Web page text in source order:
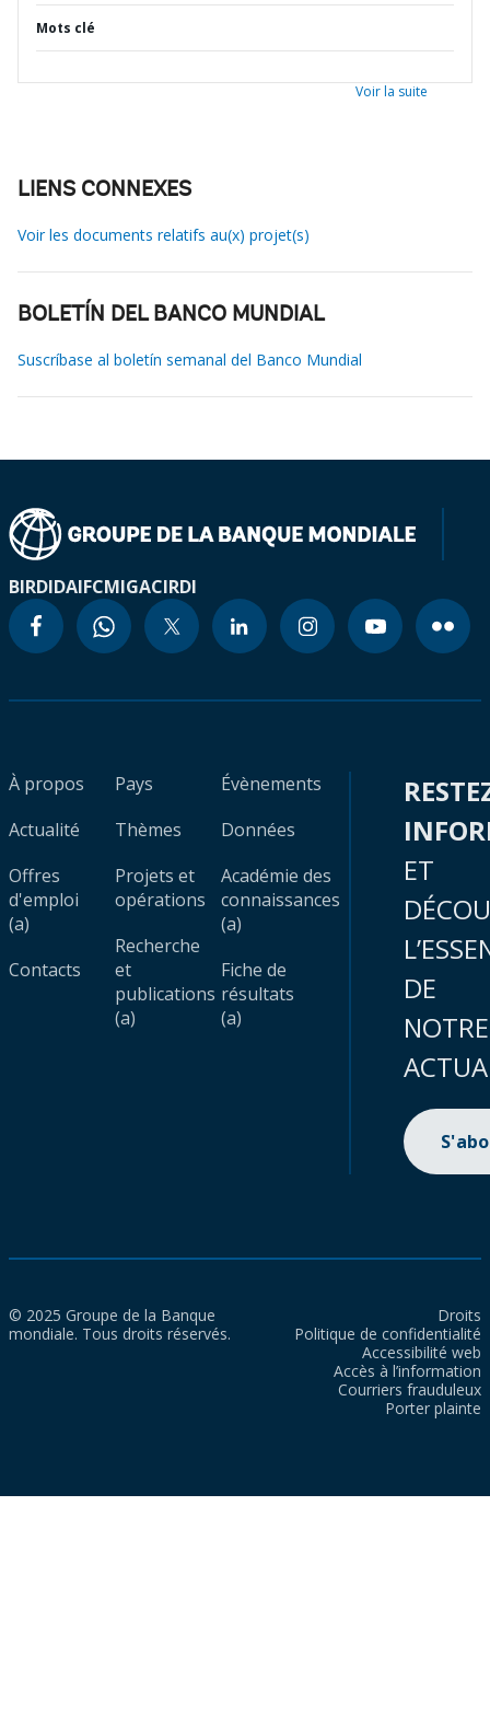
Mots clé
Voir la suite
LIENS CONNEXES
Voir les documents relatifs au(x) projet(s)
BOLETÍN DEL BANCO MUNDIAL
Suscríbase al boletín semanal del Banco Mundial
BIRDIDAIFCMIGACIRDI
À propos
Actualité
Offres
d'emploi
(a)
Contacts
Pays
Thèmes
Projets et
opérations
Recherche
et
publications
(a)
Évènements
Données
Académie des
connaissances
(a)
Fiche de
résultats
(a)
ET
DE
NOTRE
© 2025 Groupe de la Banque
mondiale. Tous droits réservés.
Droits
Politique de confidentialité
Accessibilité web
Accès à l’information
Courriers frauduleux
Porter plainte